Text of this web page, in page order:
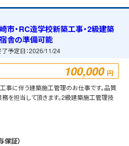
市・RC造学校新築工事・2級建築
舎の準備可能
予定日：2026/11/24
100,000 円
に伴う建築施工管理のお仕事です。品質
を担当して頂きます。2級建築施工管理技
証）